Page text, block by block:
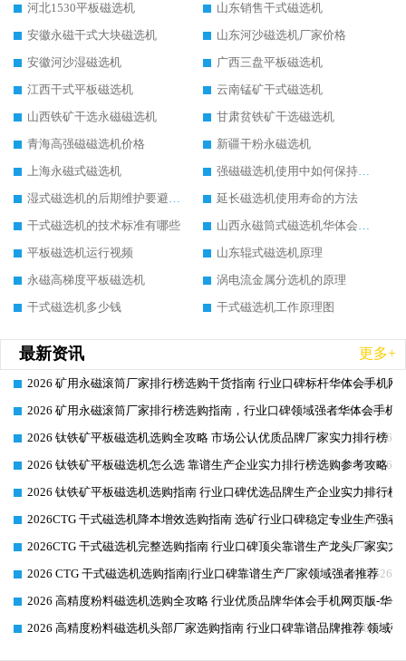
河北1530平板磁选机
山东销售干式磁选机
安徽永磁干式大块磁选机
山东河沙磁选机厂家价格
安徽河沙湿磁选机
广西三盘平板磁选机
江西干式平板磁选机
云南锰矿干式磁选机
山西铁矿干选永磁磁选机
甘肃贫铁矿干选磁选机
青海高强磁磁选机价格
新疆干粉永磁选机
上海永磁式磁选机
强磁磁选机使用中如何保持其顺畅运行
湿式磁选机的后期维护要避开哪些坑
延长磁选机使用寿命的方法
干式磁选机的技术标准有哪些
山西永磁筒式磁选机华体会手机网页版-华体会(中国)
平板磁选机运行视频
山东辊式磁选机原理
永磁高梯度平板磁选机
涡电流金属分选机的原理
干式磁选机多少钱
干式磁选机工作原理图
最新资讯 更多+
2026-06-26
2026 矿用永磁滚筒厂家排行榜选购干货指南 行业口碑标杆华体会手机网
2026-06-26
2026 矿用永磁滚筒厂家排行榜选购指南，行业口碑领域强者华体会手机
2026-06-26
2026 钛铁矿平板磁选机选购全攻略 市场公认优质品牌厂家实力排行榜
2026-06-26
2026 钛铁矿平板磁选机怎么选 靠谱生产企业实力排行榜选购参考攻略
2026-06-26
2026 钛铁矿平板磁选机选购指南 行业口碑优选品牌生产企业实力排行榜
2026-06-26
2026CTG 干式磁选机降本增效选购指南 选矿行业口碑稳定专业生产强者
2026-06-26
2026CTG 干式磁选机完整选购指南 行业口碑顶尖靠谱生产龙头厂家实力
2026-06-26
2026 CTG 干式磁选机选购指南|行业口碑靠谱生产厂家领域强者推荐
2026-06-26
2026 高精度粉料磁选机选购全攻略 行业优质品牌华体会手机网页版-华
2026-06-26
2026 高精度粉料磁选机头部厂家选购指南 行业口碑靠谱品牌推荐 领域